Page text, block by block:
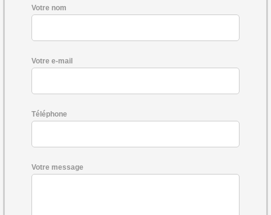
Votre nom
Votre e-mail
Téléphone
Votre message